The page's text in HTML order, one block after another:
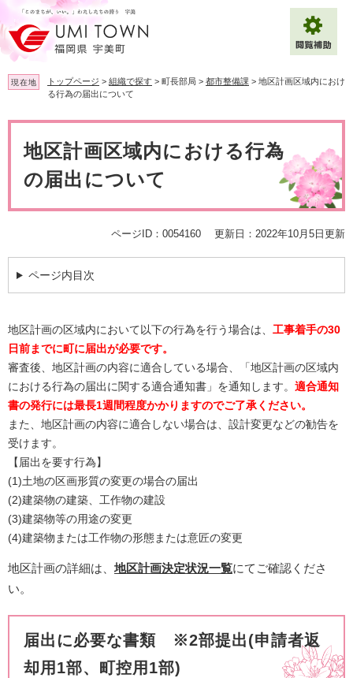
ー
ジ
の
先
頭
す
ニ
ュ
ー
を
飛
し
文字サイズ 標準 拡大
背景色変更 白 黒 青
Multilingual（English・中文・한글）
現在地 トップページ > 組織で探す > 町長部局 > 都市整備課 > 地区計画区域内におけ
る行為の届出について
地区計画区域内における行為
の届出について
ページID：0054160 更新日：2022年10月5日更新
ページ内目次
地区計画の区域内において以下の行為を行う場合は、 工事着手の30
日前までに町に届出が必要です。
審査後、地区計画の内容に適合している場合、「地区計画の区域内
における行為の届出に関する適合通知書」を通知します。 適合通知
書の発行には最長1週間程度かかりますのでご了承ください。
また、地区計画の内容に適合しない場合は、設計変更などの勧告を
受けます。
【届出を要す行為】
(1)土地の区画形質の変更の場合の届出
(2)建築物の建築、工作物の建設
(3)建築物等の用途の変更
(4)建築物または工作物の形態または意匠の変更
地区計画の詳細は、 地区計画決定状況一覧にてご確認くださ
い。
届出に必要な書類 ※2部提出(申請者返
却用1部、町控用1部)